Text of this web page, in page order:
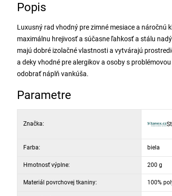
Popis
Luxusný rad vhodný pre zimné mesiace a náročnú
maximálnu hrejivosť a súčasne ľahkosť a stálu
majú dobré izolačné vlastnosti a vytvárajú
a deky vhodné pre alergikov a osoby s
odobrať náplň vankúša.
Parametre
Značka:
Farba: biela
Hmotnosť výplne: 200 g
Materiál povrchovej tkaniny: 100%